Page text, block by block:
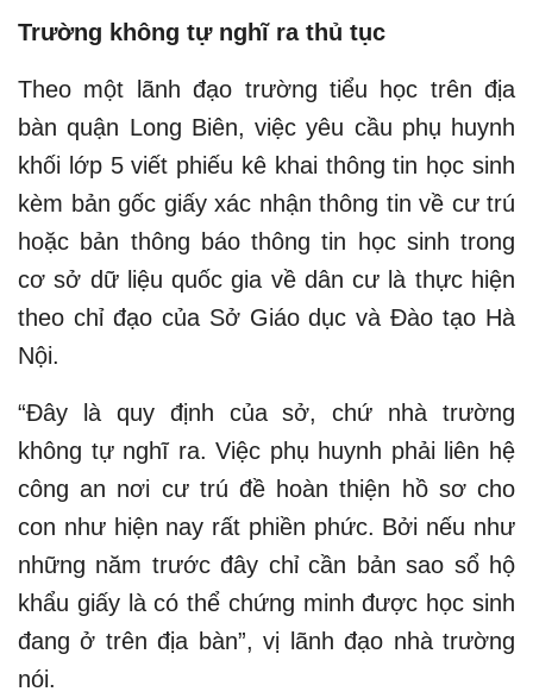
Trường không tự nghĩ ra thủ tục
Theo một lãnh đạo trường tiểu học trên địa
bàn quận Long Biên, việc yêu cầu phụ huynh
khối lớp 5 viết phiếu kê khai thông tin học sinh
kèm bản gốc giấy xác nhận thông tin về cư trú
hoặc bản thông báo thông tin học sinh trong
cơ sở dữ liệu quốc gia về dân cư là thực hiện
theo chỉ đạo của Sở Giáo dục và Đào tạo Hà
Nội.
“Đây là quy định của sở, chứ nhà trường
không tự nghĩ ra. Việc phụ huynh phải liên hệ
công an nơi cư trú đề hoàn thiện hồ sơ cho
con như hiện nay rất phiền phức. Bởi nếu như
những năm trước đây chỉ cần bản sao sổ hộ
khẩu giấy là có thể chứng minh được học sinh
đang ở trên địa bàn”, vị lãnh đạo nhà trường
nói.